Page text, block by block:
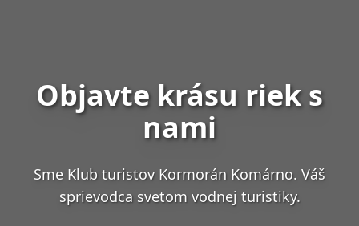
Objavte krásu riek s
nami
Sme Klub turistov Kormorán Komárno. Váš
sprievodca svetom vodnej turistiky.